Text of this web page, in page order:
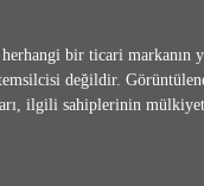
bir ticari markanın
değildir.
ilgili sahiplerinin